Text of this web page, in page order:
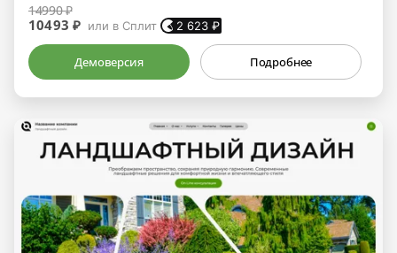
14990 ₽
10493 ₽ или в Сплит 2 623 ₽
Демоверсия Подробнее